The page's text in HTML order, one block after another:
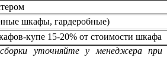
шкафы, гардеробные)
купе 15-20% от стоимости шкафа
уточняйте у менеджера при